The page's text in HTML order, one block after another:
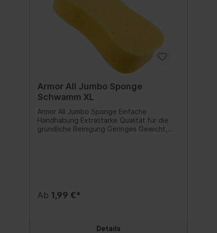
Armor All Jumbo Sponge
Schwamm XL
Armor All Jumbo Sponge Einfache
Handhabung Extrastarke Qualität für die
gründliche Reinigung Geringes Gewicht,
Ab 1,99 €*
Details